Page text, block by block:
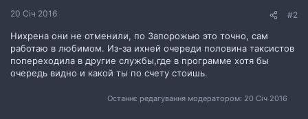
20 Січ 2016 #2
Нихрена они не отменили, по Запорожью это точно, сам
работаю в любимом. Из-за ихней очереди половина таксистов
попереходила в другие службы,где в программе хотя бы
очередь видно и какой ты по счету стоишь.
Останнє редагування модератором: 20 Січ 2016